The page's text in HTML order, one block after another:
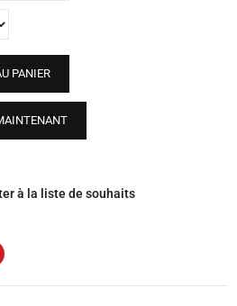
PANIER
à la liste de souhaits